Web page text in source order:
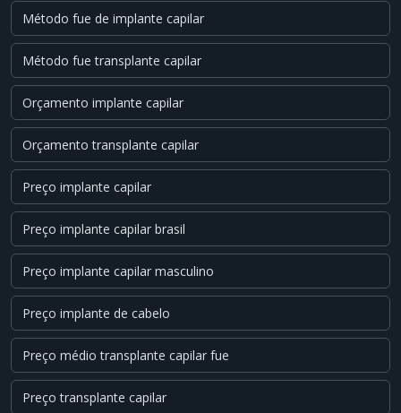
Método fue de implante capilar
Método fue transplante capilar
Orçamento implante capilar
Orçamento transplante capilar
Preço implante capilar
Preço implante capilar brasil
Preço implante capilar masculino
Preço implante de cabelo
Preço médio transplante capilar fue
Preço transplante capilar